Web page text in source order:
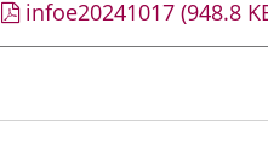
infoe20241017 (948.8